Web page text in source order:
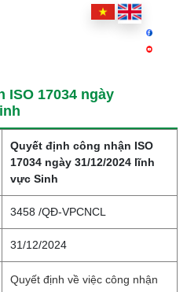
ISO 17034 ngày
Quyết định công nhận ISO
17034 ngày 31/12/2024 lĩnh
vực Sinh
3458 /QÐ-VPCNCL
31/12/2024
Quyết định về việc công nhận